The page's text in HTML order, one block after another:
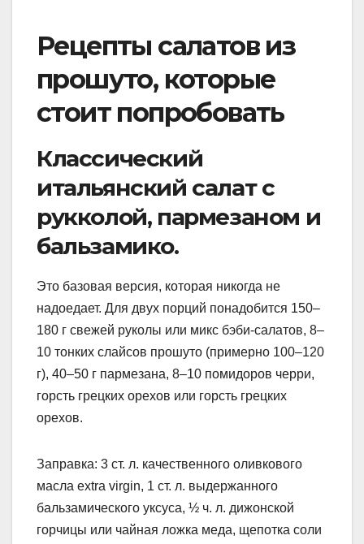
Рецепты салатов из
прошуто, которые
стоит попробовать
Классический
итальянский салат с
рукколой, пармезаном и
бальзамико.
Это базовая версия, которая никогда не
надоедает. Для двух порций понадобится 150–
180 г свежей руколы или микс бэби-салатов, 8–
10 тонких слайсов прошуто (примерно 100–120
г), 40–50 г пармезана, 8–10 помидоров черри,
горсть грецких орехов или горсть грецких
орехов.
Заправка: 3 ст. л. качественного оливкового
масла extra virgin, 1 ст. л. выдержанного
бальзамического уксуса, ½ ч. л. дижонской
горчицы или чайная ложка меда, щепотка соли